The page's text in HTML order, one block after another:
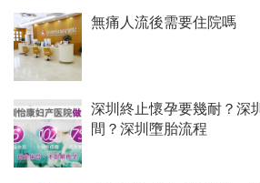
無痛人流後需要住院嗎
深圳終止懷孕要幾耐？深
間？深圳墮胎流程